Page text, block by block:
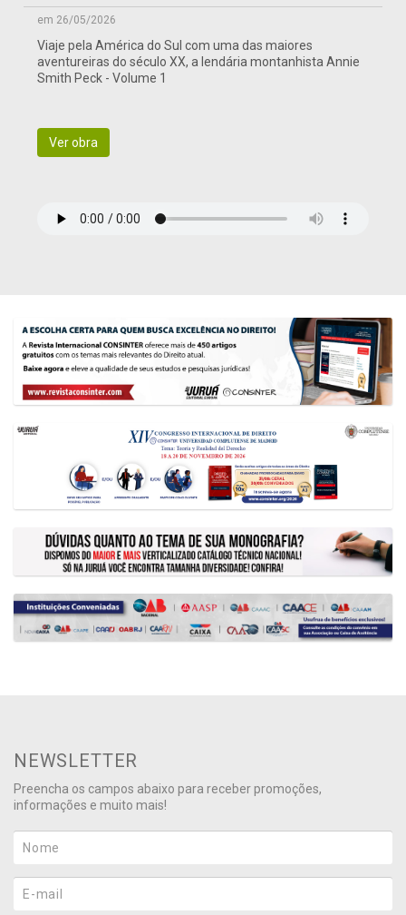
em 26/05/2026
Viaje pela América do Sul com uma das maiores
aventureiras do século XX, a lendária montanhista Annie
Smith Peck - Volume 1
Ver obra
NEWSLETTER
Preencha os campos abaixo para receber promoções,
informações e muito mais!